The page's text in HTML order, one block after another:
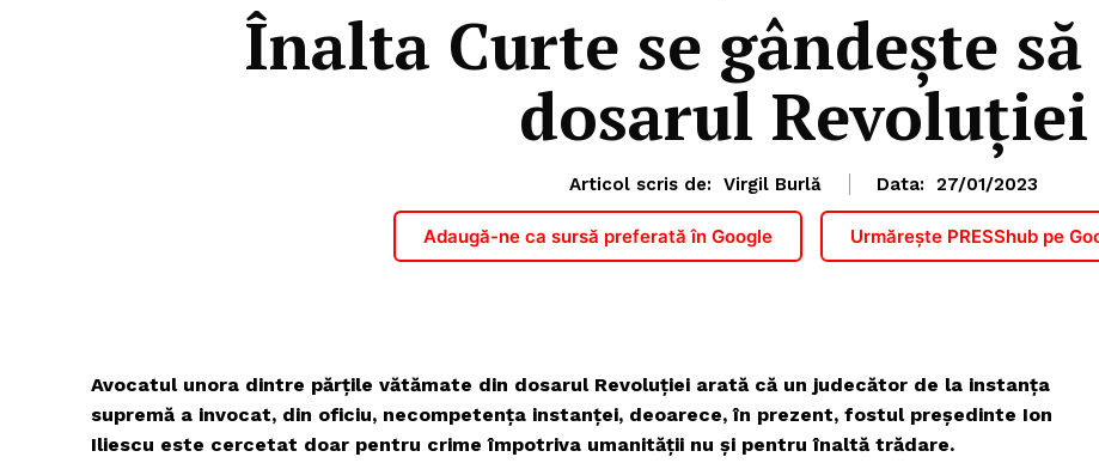
Înalta Curte se gândește să
dosarul Revoluției
Articol scris de: Virgil Burlă Data: 27/01/2023
Adaugă-ne ca sursă preferată în Google Urmărește PRESShub pe
Avocatul unora dintre părțile vătămate din dosarul Revoluției arată că un judecător de la instanța
supremă a invocat, din oficiu, necompetența instanței, deoarece, în prezent, fostul președinte Ion
Iliescu este cercetat doar pentru crime împotriva umanității nu și pentru înaltă trădare.